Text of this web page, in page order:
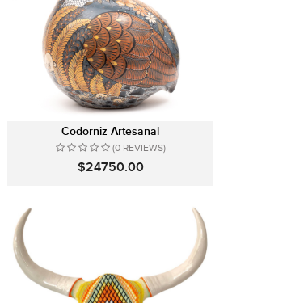
Codorniz Artesanal
(0 REVIEWS)
$24750.00